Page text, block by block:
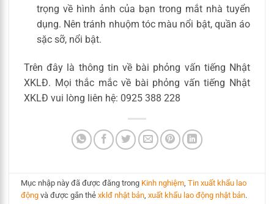
trọng về hình ảnh của bạn trong mắt nhà tuyển
dụng. Nên tránh nhuộm tóc màu nổi bật, quần áo
sặc sỡ, nổi bật.
Trên đây là thông tin về bài phỏng vấn tiếng Nhật
XKLĐ. Mọi thắc mắc về bài phỏng vấn tiếng Nhật
XKLĐ vui lòng liên hệ: 0925 388 228
Mục nhập này đã được đăng trong Kinh nghiệm,Tin xuất khẩu lao
động và được gắn thẻxklđ nhật bản,xuất khẩu lao động nhật bản.